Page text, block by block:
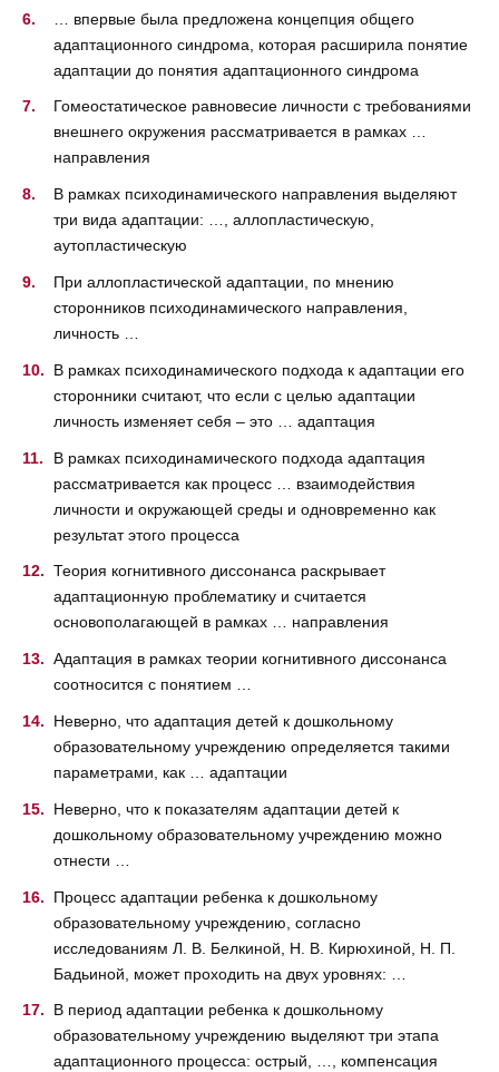
… впервые была предложена концепция общего
адаптационного синдрома, которая расширила понятие
адаптации до понятия адаптационного синдрома
Гомеостатическое равновесие личности с требованиями
внешнего окружения рассматривается в рамках …
направления
В рамках психодинамического направления выделяют
три вида адаптации: …, аллопластическую,
аутопластическую
При аллопластической адаптации, по мнению
сторонников психодинамического направления,
личность …
В рамках психодинамического подхода к адаптации его
сторонники считают, что если с целью адаптации
личность изменяет себя – это … адаптация
В рамках психодинамического подхода адаптация
рассматривается как процесс … взаимодействия
личности и окружающей среды и одновременно как
результат этого процесса
Теория когнитивного диссонанса раскрывает
адаптационную проблематику и считается
основополагающей в рамках … направления
Адаптация в рамках теории когнитивного диссонанса
соотносится с понятием …
Неверно, что адаптация детей к дошкольному
образовательному учреждению определяется такими
параметрами, как … адаптации
Неверно, что к показателям адаптации детей к
дошкольному образовательному учреждению можно
отнести …
Процесс адаптации ребенка к дошкольному
образовательному учреждению, согласно
исследованиям Л. В. Белкиной, Н. В. Кирюхиной, Н. П.
Бадьиной, может проходить на двух уровнях: …
В период адаптации ребенка к дошкольному
образовательному учреждению выделяют три этапа
адаптационного процесса: острый, …, компенсация